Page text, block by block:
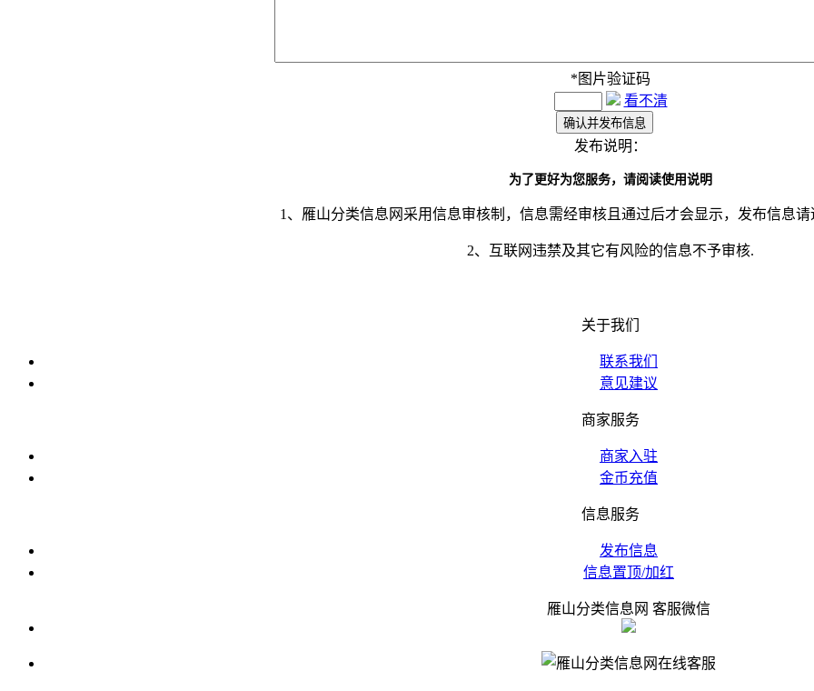
* 图片验证码
看不清
发布说明：
为了更好为您服务，请阅读使用说明
1、雁山分类信息网采用信息审核制，信息需经审核且通过后才会显示，发布信息请
2、互联网违禁及其它有风险的信息不予审核.
关于我们
联系我们
意见建议
商家服务
商家入驻
金币充值
信息服务
发布信息
信息置顶/加红
雁山分类信息网 客服微信